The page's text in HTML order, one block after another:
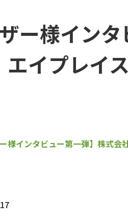
ザー様イン
エイプレイ
ー様インタビュー第一弾】株式